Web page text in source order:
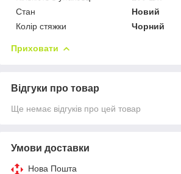
Стан
Новий
Колір стяжки
Чорний
Приховати
Відгуки про товар
Ще немає відгуків про цей товар
Умови доставки
Нова Пошта